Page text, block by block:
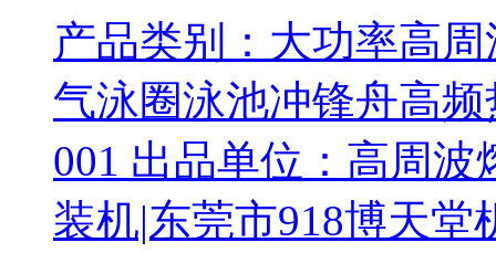
产品类别：大功率高
气泳圈泳池冲锋舟高
001 出品单位：高周
装机|东莞市918博